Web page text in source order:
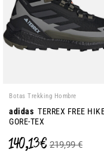
Botas Trekking Hombre
adidas TERREX FREE
GORE-TEX
140,13 € 219,99 €